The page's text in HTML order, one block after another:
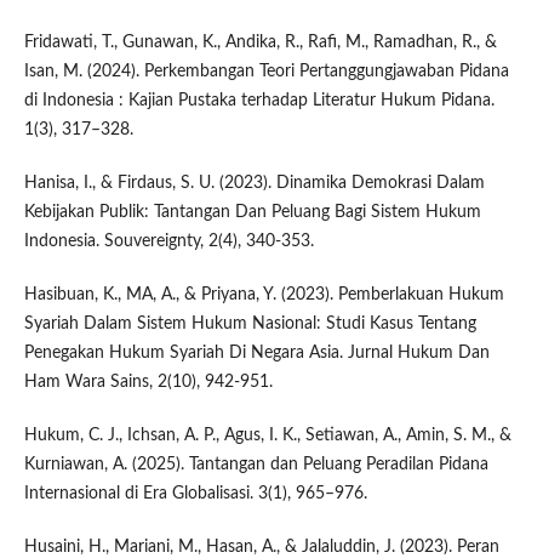
Fridawati, T., Gunawan, K., Andika, R., Rafi, M., Ramadhan, R., &
Isan, M. (2024). Perkembangan Teori Pertanggungjawaban Pidana
di Indonesia : Kajian Pustaka terhadap Literatur Hukum Pidana.
1(3), 317–328.
Hanisa, I., & Firdaus, S. U. (2023). Dinamika Demokrasi Dalam
Kebijakan Publik: Tantangan Dan Peluang Bagi Sistem Hukum
Indonesia. Souvereignty, 2(4), 340-353.
Hasibuan, K., MA, A., & Priyana, Y. (2023). Pemberlakuan Hukum
Syariah Dalam Sistem Hukum Nasional: Studi Kasus Tentang
Penegakan Hukum Syariah Di Negara Asia. Jurnal Hukum Dan
Ham Wara Sains, 2(10), 942-951.
Hukum, C. J., Ichsan, A. P., Agus, I. K., Setiawan, A., Amin, S. M., &
Kurniawan, A. (2025). Tantangan dan Peluang Peradilan Pidana
Internasional di Era Globalisasi. 3(1), 965–976.
Husaini, H., Mariani, M., Hasan, A., & Jalaluddin, J. (2023). Peran